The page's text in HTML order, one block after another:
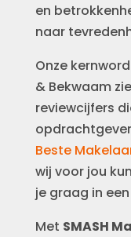
en
naar
Onze
& Bekwaam
reviewcijfers
Beste
wij voor jou
je graag in
Met SMASH